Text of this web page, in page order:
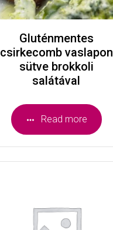
Gluténmentes
csirkecomb vaslapon
sütve brokkoli
salátával
Read more